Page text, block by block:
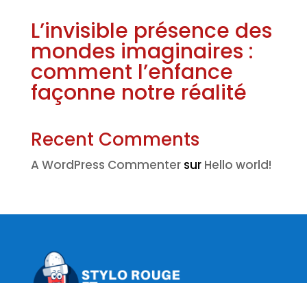
L’invisible présence des
mondes imaginaires :
comment l’enfance
façonne notre réalité
Recent Comments
A WordPress Commentersur Hello world!